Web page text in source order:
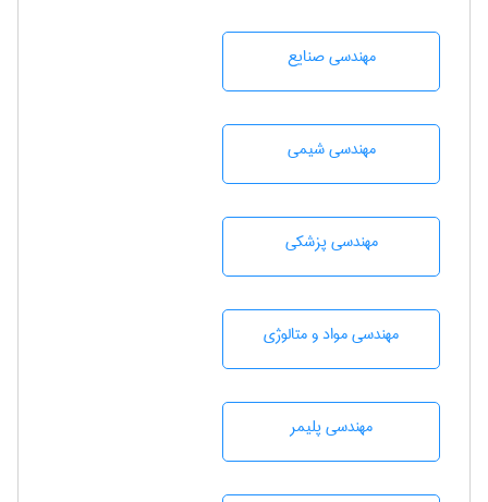
مهندسی صنايع
مهندسي شيمی
مهندسی پزشکی
مهندسی مواد و متالوژی
مهندسی پليمر